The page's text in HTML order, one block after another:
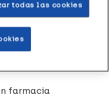
farmacia
todas las cookies